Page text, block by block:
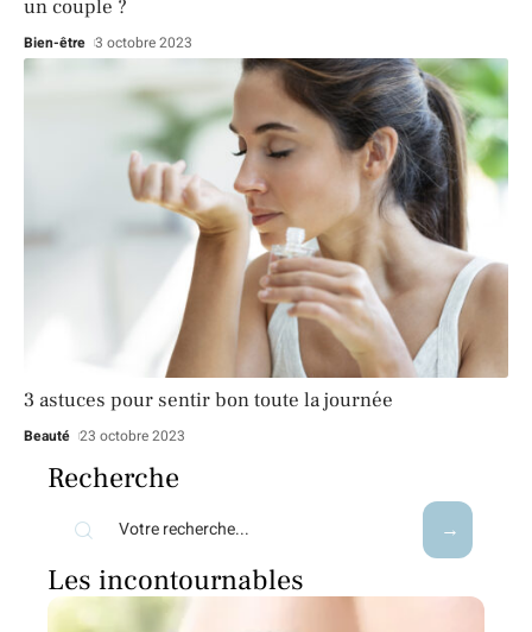
un couple ?
Bien-être 3 octobre 2023
3 astuces pour sentir bon toute la journée
Beauté 23 octobre 2023
Recherche
Les incontournables